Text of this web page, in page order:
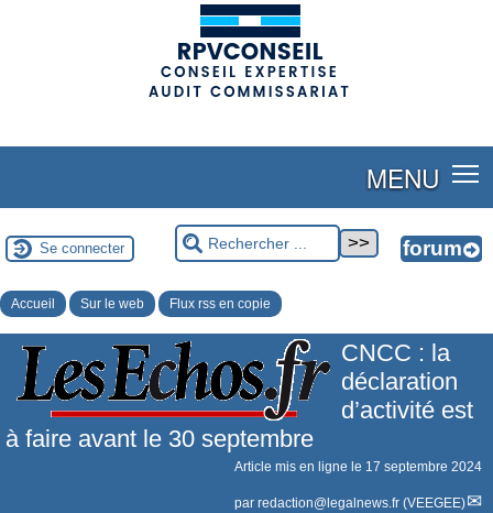
MENU
Se connecter
Accueil Sur le web Flux rss en copie
CNCC : la
déclaration
d’activité est
à faire avant le 30 septembre
Article mis en ligne le 17 septembre 2024
par redaction@legalnews.fr (VEEGEE)